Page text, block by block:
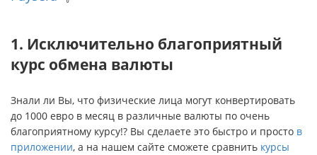
1. Исключительно благоприятный
курс обмена валюты
Знали ли Вы, что физические лица могут конвертировать
до 1000 евро в месяц в различные валюты по очень
благоприятному курсу!? Вы сделаете это быстро и просто в
приложении, а на нашем сайте сможете сравнить курсы